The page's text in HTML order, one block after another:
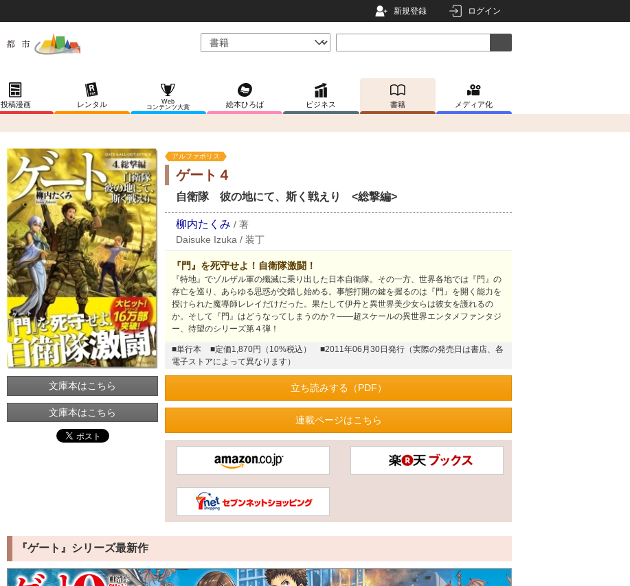
新規登録 ログイン
投稿漫画 レンタル
Web
コンテンツ大賞
絵本ひろば ビジネス 書籍 メディア化
文庫本はこちら
文庫本はこちら
アルファポリス
ゲート４
自衛隊 彼の地にて、斯く戦えり <総撃編>
柳内たくみ / 著
Daisuke Izuka / 装丁
『門』を死守せよ！自衛隊激闘！
『特地』でゾルザル軍の殲滅に乗り出した日本自衛隊。その一方、世界各地では『門』の
存亡を巡り、あらゆる思惑が交錯し始める。事態打開の鍵を握るのは『門』を開く能力を
授けられた魔導師レレイだけだった。果たして伊丹と異世界美少女らは彼女を護れるの
か。そして『門』はどうなってしまうのか？――超スケールの異世界エンタメファンタジ
ー、待望のシリーズ第４弾！
■単行本 ■定価1,870円（10%税込）
■2011年06月30日発行（実際の発売日は書店、各
電子ストアによって異なります）
立ち読みする（PDF）
連載ページはこちら
『ゲート』シリーズ最新作